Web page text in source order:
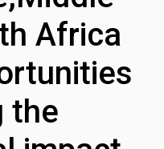
Africa
the